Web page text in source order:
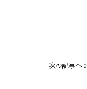
次の記事へ »